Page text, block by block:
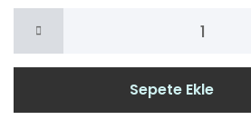
Sepete Ekle